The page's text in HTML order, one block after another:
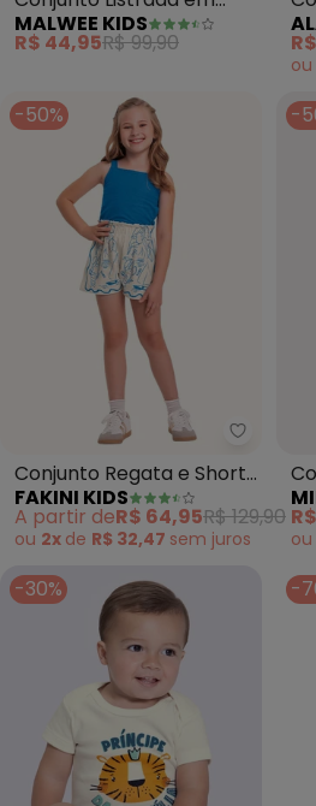
Cotton (Azul Pastel)
MALWEE KIDS
R$ 44,95R$ 99,90
ou
-50%
Fakini
Conjunto Regata e Shorts
(Azul)
FAKINI KIDS
A partir deR$ 64,95R$ 129,90
ou 2x de R$ 32,47 sem juros
-
ou
-30% -